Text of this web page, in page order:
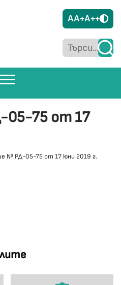
AA+A++
75 от 17
№ РД-05-75 от 17 юни 2019 г.